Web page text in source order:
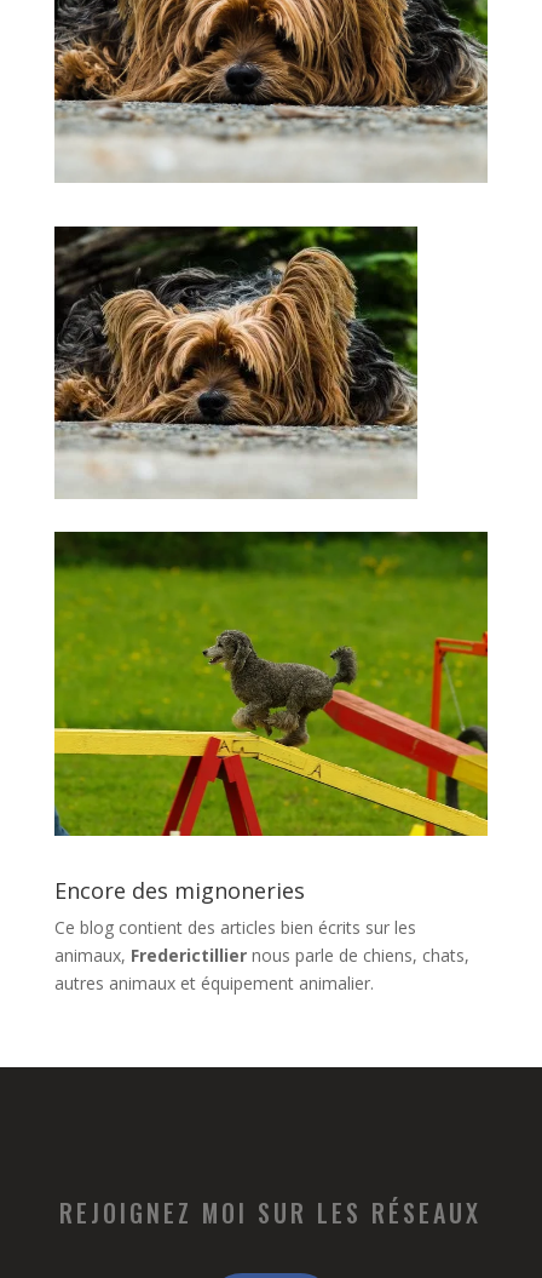
Encore des mignoneries
Ce blog contient des articles bien écrits sur les
animaux, Frederictilliernous parle de chiens, chats,
autres animaux et équipement animalier.
REJOIGNEZ MOI SUR LES RÉSEAUX